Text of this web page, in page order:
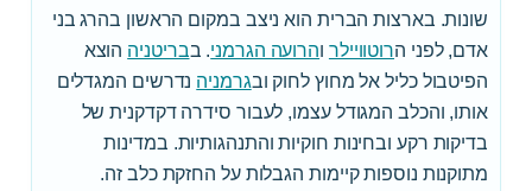
שונות. בארצות הברית הוא ניצב במקום הראשון בהרג בני
אדם, לפני הרוטוויילר והרועה הגרמני. בבריטניה הוצא
הפיטבול כליל אל מחוץ לחוק ובגרמניה נדרשים המגדלים
אותו, והכלב המגודל עצמו, לעבור סידרה דקדקנית של
בדיקות רקע ובחינות חוקיות והתנהגותיות. במדינות
מתוקנות נוספות קיימות הגבלות על החזקת כלב זה.